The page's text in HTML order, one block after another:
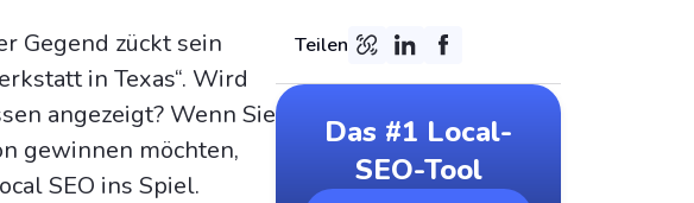
Gegend zückt sein
in Texas“. Wird
angezeigt? Wenn Sie
gewinnen möchten,
SEO ins Spiel.
Teilen
Das #1 Local-
SEO-Tool